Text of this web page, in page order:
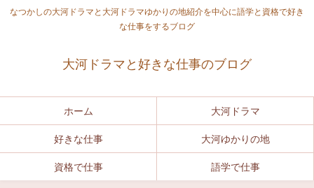
なつかしの大河ドラマと大河ドラマゆかりの地紹介を中心に語学と資格で好き
な仕事をするブログ
大河ドラマと好きな仕事のブログ
ホーム 大河ドラマ
好きな仕事 大河ゆかりの地
資格で仕事 語学で仕事